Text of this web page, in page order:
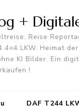
+
Reise
LKW. Heimat
KI Bilder. Ein
!
DAF T244